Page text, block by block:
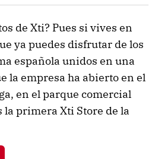
de Xti? Pues si vives en
ya puedes disfrutar de los
española unidos en una
la empresa ha abierto en el
en el parque comercial
la primera Xti Store de la